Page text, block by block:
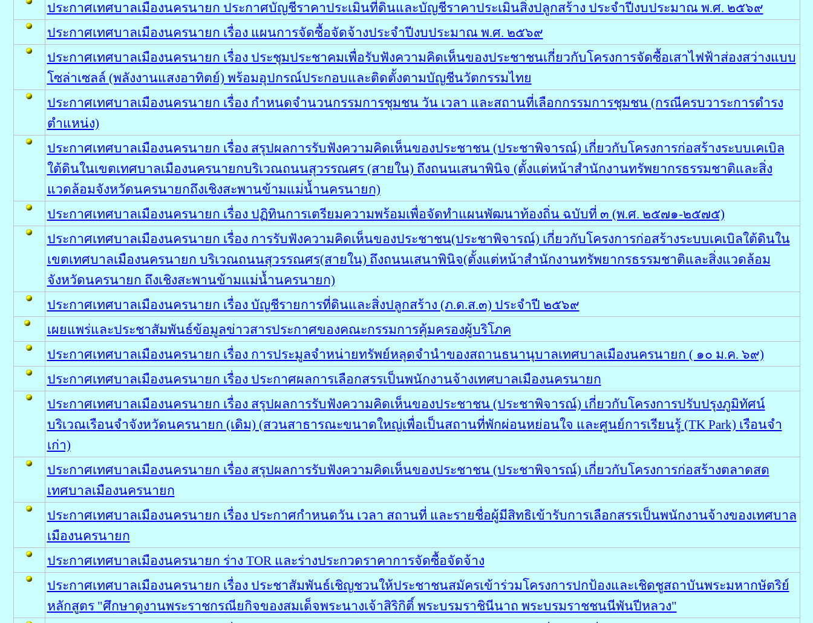
ประกาศเทศบาลเมืองนครนายก ประกาศบัญชีราคาประเมินที่ดินและบัญชีราคาประเมินสิ่งปลูกสร้าง ประจำปีงบประมาณ พ.ศ. ๒๕๖๙
ประกาศเทศบาลเมืองนครนายก เรื่อง แผนการจัดซื้อจัดจ้างประจำปีงบประมาณ พ.ศ. ๒๕๖๙
ประกาศเทศบาลเมืองนครนายก เรื่อง ประชุมประชาคมเพื่อรับฟังความคิดเห็นของประชาชนเกี่ยวกับโครงการจัดซื้อเสาไฟฟ้าส่องสว่างแบบ
โซล่าเซลล์ (พลังงานแสงอาทิตย์) พร้อมอุปกรณ์ประกอบและติดตั้งตามบัญชีนวัตกรรมไทย
ประกาศเทศบาลเมืองนครนายก เรื่อง กำหนดจำนวนกรรมการชุมชน วัน เวลา และสถานที่เลือกกรรมการชุมชน (กรณีครบวาระการดำรง
ตำแหน่ง)
ประกาศเทศบาลเมืองนครนายก เรื่อง สรุปผลการรับฟังความคิดเห็นของประชาชน (ประชาพิจารณ์) เกี่ยวกับโครงการก่อสร้างระบบเคเบิล
ใต้ดินในเขตเทศบาลเมืองนครนายกบริเวณถนนสุวรรณศร (สายใน) ถึงถนนเสนาพินิจ (ตั้งแต่หน้าสำนักงานทรัพยากรธรรมชาติและสิ่ง
แวดล้อมจังหวัดนครนายกถึงเชิงสะพานข้ามแม่น้ำนครนายก)
ประกาศเทศบาลเมืองนครนายก เรื่อง ปฏิทินการเตรียมความพร้อมเพื่อจัดทำแผนพัฒนาท้องถิ่น ฉบับที่ ๓ (พ.ศ. ๒๕๗๑-๒๕๗๕)
ประกาศเทศบาลเมืองนครนายก เรื่อง การรับฟังความคิดเห็นของประชาชน(ประชาพิจารณ์) เกี่ยวกับโครงการก่อสร้างระบบเคเบิลใต้ดินใน
เขตเทศบาลเมืองนครนายก บริเวณถนนสุวรรณศร(สายใน) ถึงถนนเสนาพินิจ(ตั้งแต่หน้าสำนักงานทรัพยากรธรรมชาติและสิ่งแวดล้อม
จังหวัดนครนายก ถึงเชิงสะพานข้ามแม่น้ำนครนายก)
ประกาศเทศบาลเมืองนครนายก เรื่อง บัญชีรายการที่ดินและสิ่งปลูกสร้าง (ภ.ด.ส.๓) ประจำปี ๒๕๖๙
เผยแพร่และประชาสัมพันธ์ข้อมูลข่าวสารประกาศของคณะกรรมการคุ้มครองผู้บริโภค
ประกาศเทศบาลเมืองนครนายก เรื่อง การประมูลจำหน่ายทรัพย์หลุดจำนำของสถานธนานุบาลเทศบาลเมืองนครนายก ( ๑๐ ม.ค. ๖๙)
ประกาศเทศบาลเมืองนครนายก เรื่อง ประกาศผลการเลือกสรรเป็นพนักงานจ้างเทศบาลเมืองนครนายก
ประกาศเทศบาลเมืองนครนายก เรื่อง สรุปผลการรับฟังความคิดเห็นของประชาชน (ประชาพิจารณ์) เกี่ยวกับโครงการปรับปรุงภูมิทัศน์
บริเวณเรือนจำจังหวัดนครนายก (เดิม) (สวนสาธารณะขนาดใหญ่เพื่อเป็นสถานที่พักผ่อนหย่อนใจ และศูนย์การเรียนรู้ (TK Park) เรือนจำ
เก่า)
ประกาศเทศบาลเมืองนครนายก เรื่อง สรุปผลการรับฟังความคิดเห็นของประชาชน (ประชาพิจารณ์) เกี่ยวกับโครงการก่อสร้างตลาดสด
เทศบาลเมืองนครนายก
ประกาศเทศบาลเมืองนครนายก เรื่อง ประกาศกำหนดวัน เวลา สถานที่ และรายชื่อผู้มีสิทธิเข้ารับการเลือกสรรเป็นพนักงานจ้างของเทศบาล
เมืองนครนายก
ประกาศเทศบาลเมืองนครนายก ร่าง TOR และร่างประกวดราคาการจัดซื้อจัดจ้าง
ประกาศเทศบาลเมืองนครนายก เรื่อง ประชาสัมพันธ์เชิญชวนให้ประชาชนสมัครเข้าร่วมโครงการปกป้องและเชิดชูสถาบันพระมหากษัตริย์
หลักสูตร "ศึกษาดูงานพระราชกรณียกิจของสมเด็จพระนางเจ้าสิริกิติ์ พระบรมราชินีนาถ พระบรมราชชนนีพันปีหลวง"